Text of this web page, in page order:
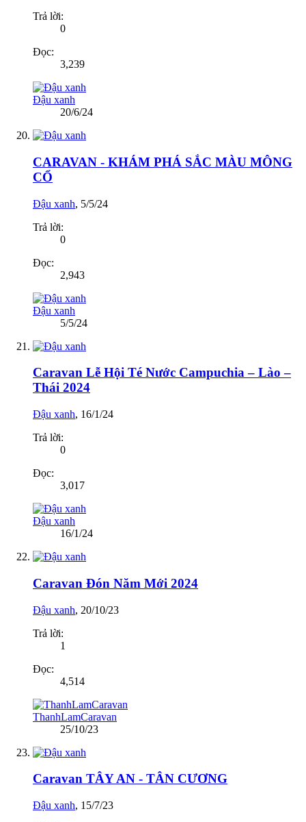
Trả lời:
0
Đọc:
3,239
Đậu xanh
20/6/24
CARAVAN - KHÁM PHÁ SẮC MÀU MÔNG
CỔ
Đậu xanh, 5/5/24
Trả lời:
0
Đọc:
2,943
Đậu xanh
5/5/24
Caravan Lễ Hội Té Nước Campuchia – Lào –
Thái 2024
Đậu xanh, 16/1/24
Trả lời:
0
Đọc:
3,017
Đậu xanh
16/1/24
Caravan Đón Năm Mới 2024
Đậu xanh, 20/10/23
Trả lời:
1
Đọc:
4,514
ThanhLamCaravan
25/10/23
Caravan TÂY AN - TÂN CƯƠNG
Đậu xanh, 15/7/23